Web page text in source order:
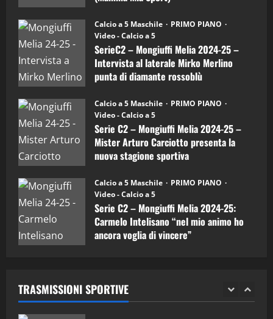
6)
–
Intervista
a
mister
Arturo
Carciotto
(Mongiuffi
Calcio a 5 Maschile
PRIMO PIANO
Video - Calcio a 5
SerieC2 – Mongiuffi Melia 2024-25 –
Intervista al laterale Mirko Merlino
punta di diamante rossoblù
Calcio a 5 Maschile
PRIMO PIANO
Video - Calcio a 5
Serie C2 – Mongiuffi Melia 2024-25 –
Mister Arturo Carciotto presenta la
nuova stagione sportiva
Calcio a 5 Maschile
PRIMO PIANO
Video - Calcio a 5
Serie C2 – Mongiuffi Melia 2024-25:
Carmelo Intelisano “nel mio animo ho
ancora voglia di vincere”
TRASMISSIONI SPORTIVE
“SportEmpire” in Podcast: 27^ Puntata
(Martedi 14 Aprile 2026)
15/04/2026
5
“SportEmpire” in Podcast: 26^ Puntata
(Martedi 07 Aprile 2026)
08/04/2026
“SportEmpire” in Podcast: 30^ Puntata
(Martedi 05 Maggio 2026)
08/05/2026
2 28/04/2026